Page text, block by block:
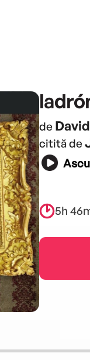
de
citită de
5h